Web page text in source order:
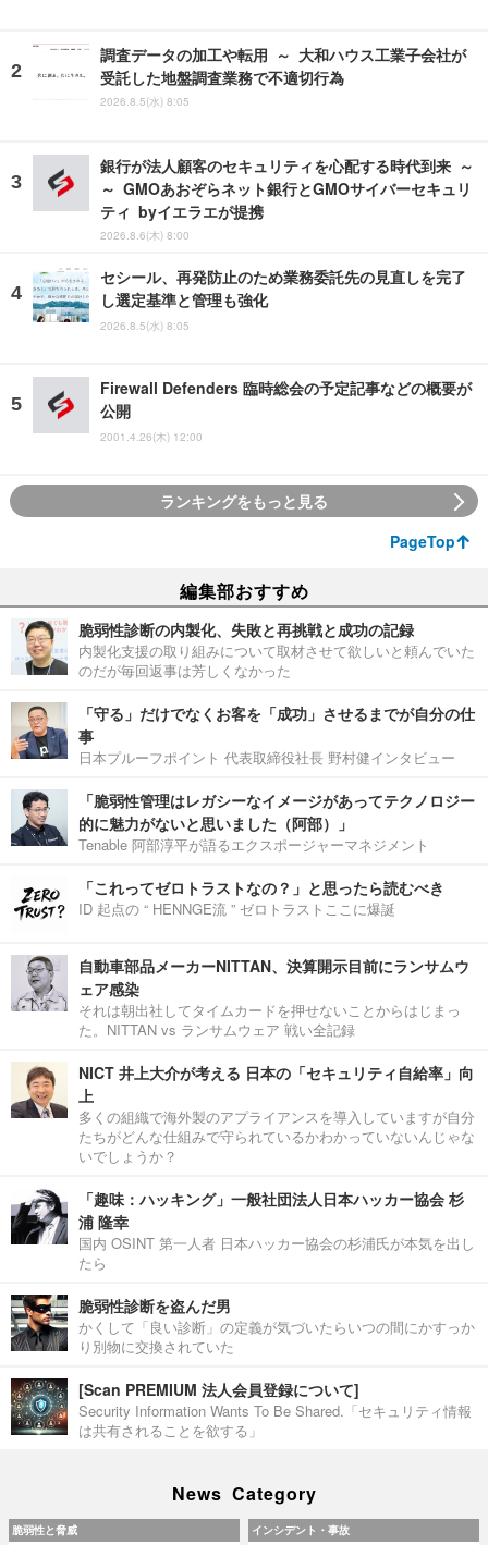
調査データの加工や転用 ～ 大和ハウス工業子会社が
受託した地盤調査業務で不適切行為
2026.8.5(水) 8:05
銀行が法人顧客のセキュリティを心配する時代到来 ～
～ GMOあおぞらネット銀行とGMOサイバーセキュリ
ティ byイエラエが提携
2026.8.6(木) 8:00
セシール、再発防止のため業務委託先の見直しを完了
し選定基準と管理も強化
2026.8.5(水) 8:05
Firewall Defenders 臨時総会の予定記事などの概要が
公開
2001.4.26(木) 12:00
ランキングをもっと見る
PageTop
編集部おすすめ
脆弱性診断の内製化、失敗と再挑戦と成功の記録
内製化支援の取り組みについて取材させて欲しいと頼んでいた
のだが毎回返事は芳しくなかった
「守る」だけでなくお客を「成功」させるまでが自分の仕
事
日本プルーフポイント 代表取締役社長 野村健インタビュー
「脆弱性管理はレガシーなイメージがあってテクノロジー
的に魅力がないと思いました（阿部）」
Tenable 阿部淳平が語るエクスポージャーマネジメント
「これってゼロトラストなの？」と思ったら読むべき
ID 起点の “ HENNGE流 ” ゼロトラストここに爆誕
自動車部品メーカーNITTAN、決算開示目前にランサムウ
ェア感染
それは朝出社してタイムカードを押せないことからはじまっ
た。NITTAN vs ランサムウェア 戦い全記録
NICT 井上大介が考える 日本の「セキュリティ自給率」向
上
多くの組織で海外製のアプライアンスを導入していますが自分
たちがどんな仕組みで守られているかわかっていないんじゃな
いでしょうか？
「趣味：ハッキング」一般社団法人日本ハッカー協会 杉
浦 隆幸
国内 OSINT 第一人者 日本ハッカー協会の杉浦氏が本気を出し
たら
脆弱性診断を盗んだ男
かくして「良い診断」の定義が気づいたらいつの間にかすっか
り別物に交換されていた
[Scan PREMIUM 法人会員登録について]
Security Information Wants To Be Shared.「セキュリティ情報
は共有されることを欲する」
News Category
脆弱性と脅威 インシデント・事故